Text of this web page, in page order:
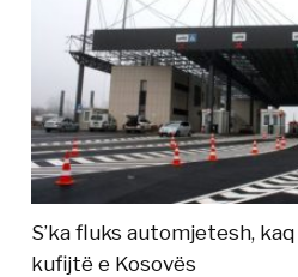
S’ka fluks automjetesh,
kufijtë e Kosovës